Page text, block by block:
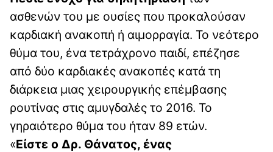
ασθενών του με ουσίες που προκαλούσαν
καρδιακή ανακοπή ή αιμορραγία. Το νεότερο
θύμα του, ένα τετράχρονο παιδί, επέζησε
από δύο καρδιακές ανακοπές κατά τη
διάρκεια μιας χειρουργικής επέμβασης
ρουτίνας στις αμυγδαλές το 2016. Το
γηραιότερο θύμα του ήταν 89 ετών.
«Είστε ο Δρ. Θάνατος, ένας